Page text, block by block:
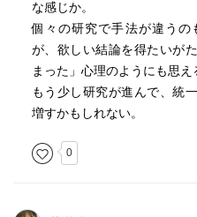
な感じか。
個々の研究で手法が違うの
が、欲しい結論を得たいが
まった」心理のようにも思え
もう少し研究が進んで、統
増すかもしれない。
0